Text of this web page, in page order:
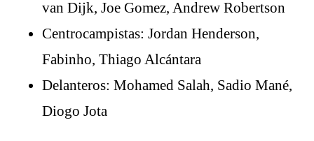
van Dijk, Joe Gomez, Andrew Robertson
Centrocampistas: Jordan Henderson,
Fabinho, Thiago Alcántara
Delanteros: Mohamed Salah, Sadio Mané,
Diogo Jota